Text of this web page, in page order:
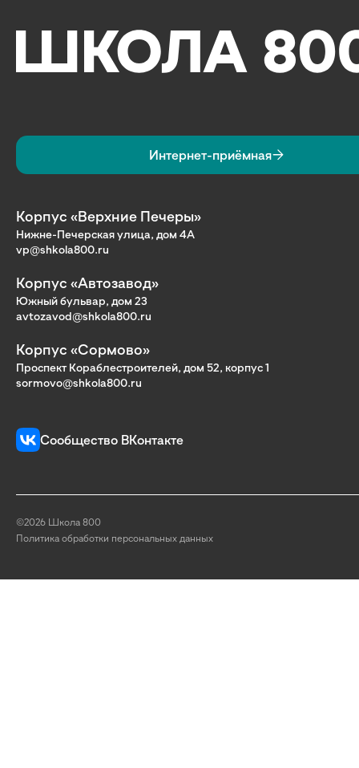
Интернет-приёмная
Корпус «Верхние Печеры»
Нижне-Печерская улица, дом 4А
vp@shkola800.ru
Корпус «Автозавод»
Южный бульвар, дом 23
avtozavod@shkola800.ru
Корпус «Сормово»
Проспект Кораблестроителей, дом 52, корпус 1
sormovo@shkola800.ru
Сообщество ВКонтакте
©2026 Школа 800
Политика обработки персональных данных